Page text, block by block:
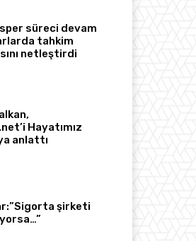
süreci devam
tahkim
netleştirdi
Hayatımız
anlattı
şirketi